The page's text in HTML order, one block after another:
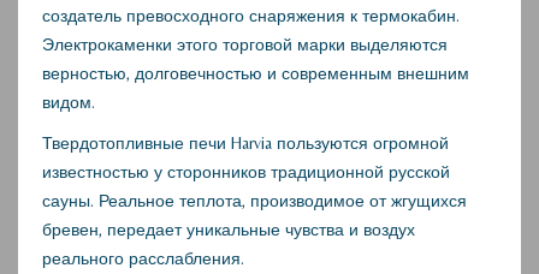
создатель превосходного снаряжения к термокабин.
Электрокаменки этого торговой марки выделяются
верностью, долговечностью и современным внешним
видом.
Твердотопливные печи Harvia пользуются огромной
известностью у сторонников традиционной русской
сауны. Реальное теплота, производимое от жгущихся
бревен, передает уникальные чувства и воздух
реального расслабления.